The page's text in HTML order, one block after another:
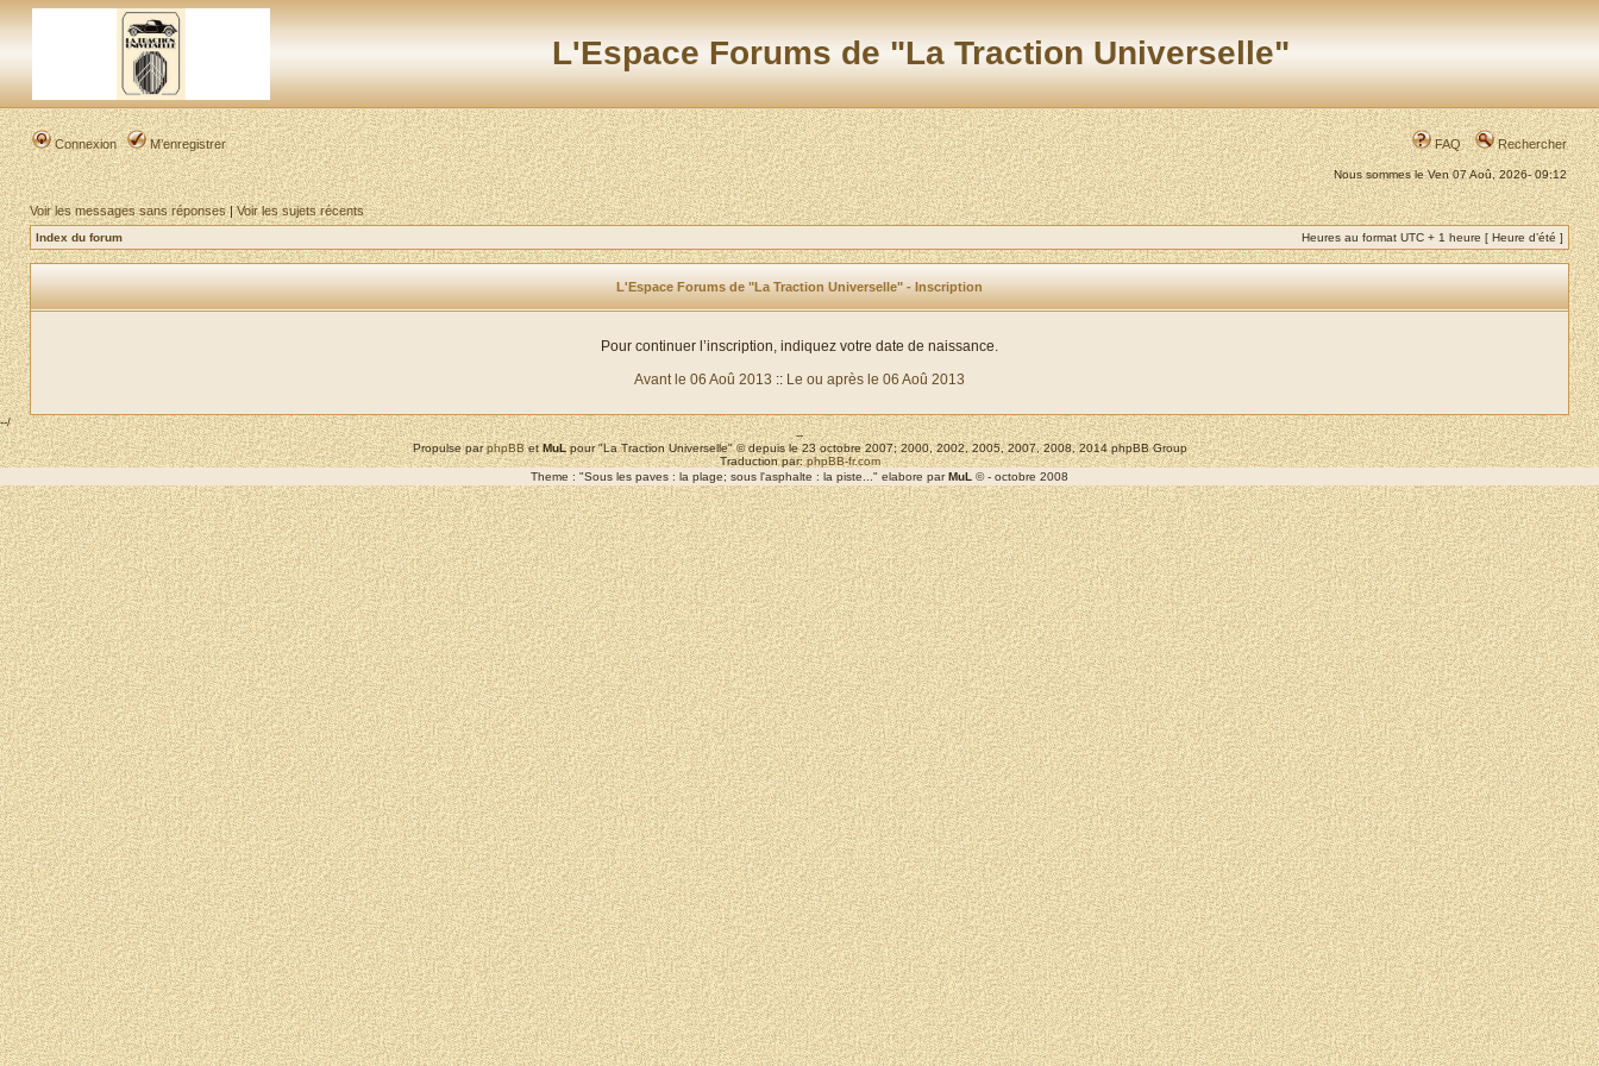
L'Espace Forums de "La Traction Universelle"
Connexion M’enregistrer FAQ Rechercher
Nous sommes le Ven 07 Aoû, 2026- 09:12
Voir les messages sans réponses|Voir les sujets récents
Index du forum Heures au format UTC + 1 heure [ Heure d’été ]
L'Espace Forums de "La Traction Universelle" - Inscription
Pour continuer l’inscription, indiquez votre date de naissance.
Avant le 06 Aoû 2013 :: Le ou après le 06 Aoû 2013
--/
--
Propulse parphpBBetMuLpour "La Traction Universelle" © depuis le 23 octobre 2007; 2000, 2002, 2005, 2007, 2008, 2014 phpBB Group
Traduction par:phpBB-fr.com
Theme : "Sous les paves : la plage; sous l'asphalte : la piste..." elabore parMuL © - octobre 2008